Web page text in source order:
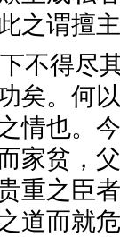
之谓擅
不得尽
矣。何
情也。
家贫，
重之臣
道而就